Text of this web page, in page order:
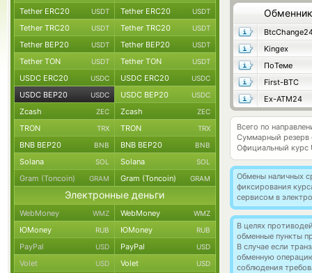
Обменник
Kingex
ПоТеме
First-BTC
Ex-ATM24
Всего по
Суммарный резерв
Официальный курс
Обмены наличных
фиксирования
сервисом в
В целях
обменные пункты
В случае если
обменную
соблюдения
Tether ERC20 USDT Tether ERC20 USDT
Tether TRC20 USDT Tether TRC20 USDT
Tether BEP20 USDT Tether BEP20 USDT
Tether TON USDT Tether TON USDT
USDC ERC20 USDC USDC ERC20 USDC
USDC BEP20 USDC USDC BEP20 USDC
Zcash ZEC Zcash ZEC
TRON TRX TRON TRX
BNB BEP20 BNB BNB BEP20 BNB
Solana SOL Solana SOL
Gram (Toncoin) GRAM Gram (Toncoin) GRAM
Электронные деньги
WebMoney WMZ WebMoney WMZ
ЮMoney RUB ЮMoney RUB
PayPal USD PayPal USD
Volet USD Volet USD